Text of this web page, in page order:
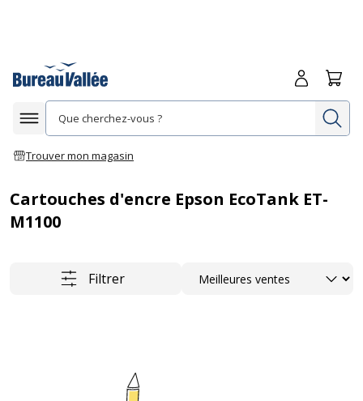
Afficher la navigation
Trouver mon magasin
Me
Cartouches d'encre Epson EcoTank ET-
M1100
Filtrer Trier